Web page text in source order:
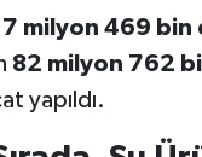
milyon 469 bin
82 milyon 762
yapıldı.